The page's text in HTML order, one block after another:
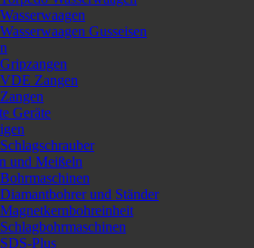
Wasserwaagen
Wasserwaagen Gusseisen
Gripzangen
VDE Zangen
Zangen
Geräte
Schlagschrauber
und Meißeln
Bohrmaschinen
Diamantbohrer und Ständer
Magnetkernbohreinheit
Schlagbohrmaschinen
SDS-Plus